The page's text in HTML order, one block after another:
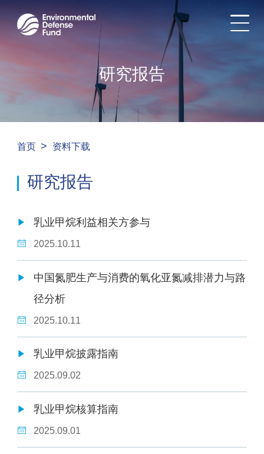
研究报告
首页 > 资料下载
研究报告
乳业甲烷利益相关方参与
2025.10.11
中国氮肥生产与消费的氧化亚氮减排潜力与路
径分析
2025.10.11
乳业甲烷披露指南
2025.09.02
乳业甲烷核算指南
2025.09.01